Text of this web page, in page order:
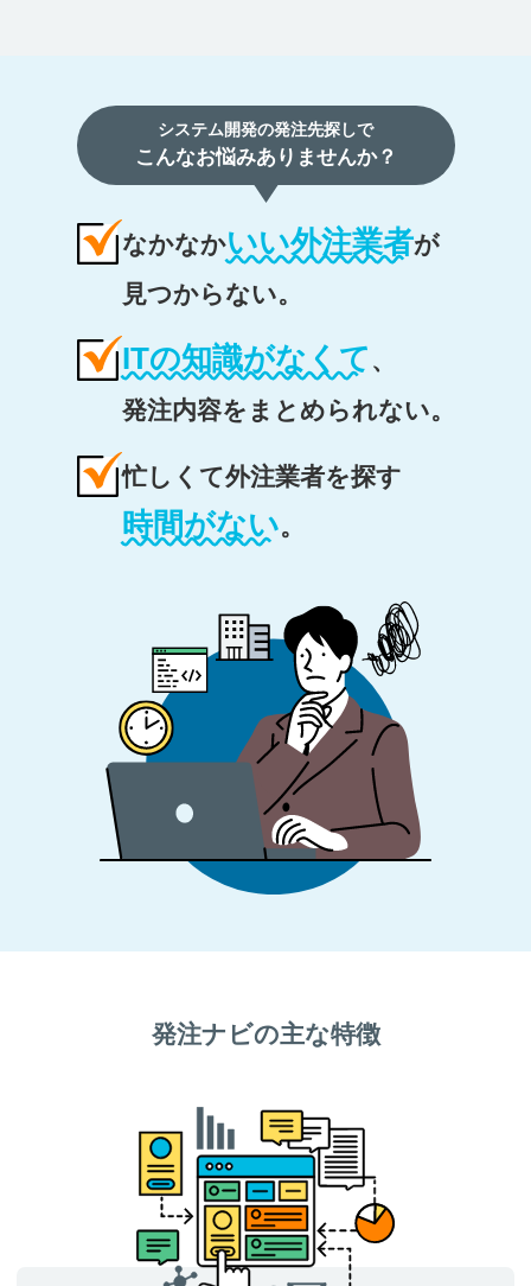
システム開発の発注先探しで
こんなお悩みありませんか？
なかなかいい外注業者が
見つからない。
ITの知識がなくて 、
発注内容をまとめられない。
忙しくて外注業者を探す
時間がない。
発注ナビの主な特徴